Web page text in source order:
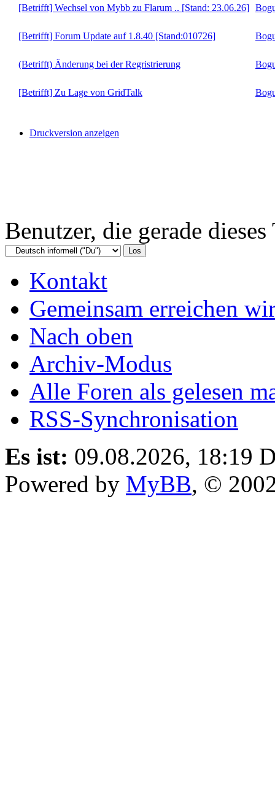
[Betrifft] Wechsel von Mybb zu Flarum .. [Stand: 23.06.26]
[Betrifft] Forum Update auf 1.8.40 [Stand:010726]
(Betrifft) Änderung bei der Regristrierung
[Betrifft] Zu Lage von GridTalk
Druckversion anzeigen
Benutzer, die gerade
Kontakt
Gemeinsam erreichen
Nach oben
Archiv-Modus
Alle Foren als gelesen
RSS-Synchronisation
Es ist: 09.08.2026, 18:19
Powered by MyBB, ©